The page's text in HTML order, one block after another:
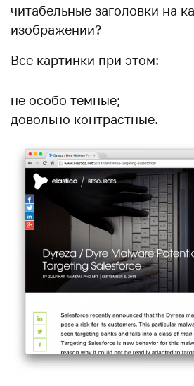
читабельные заголовки на
изображении?
Все картинки при этом:
не особо темные;
довольно контрастные.